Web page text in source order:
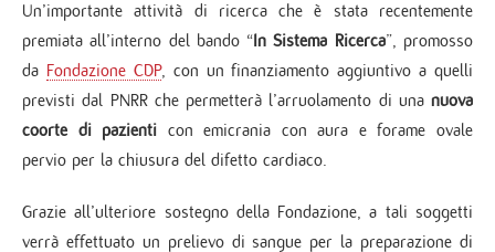
Un’importante attività di ricerca che è stata recentemente
premiata all’interno del bando “In Sistema Ricerca”, promosso
da Fondazione CDP, con un finanziamento aggiuntivo a quelli
previsti dal PNRR che permetterà l’arruolamento di una nuova
coorte di pazienti con emicrania con aura e forame ovale
pervio per la chiusura del difetto cardiaco.
Grazie all’ulteriore sostegno della Fondazione, a tali soggetti
verrà effettuato un prelievo di sangue per la preparazione di